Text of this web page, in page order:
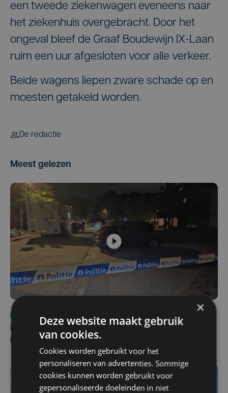
een tweede ziekenwagen eveneens naar
het ziekenhuis overgebracht. Door het
ongeval bleef de Graaf Boudewijn IX-Laan
ruim een uur afgesloten voor alle verkeer.
Beide wagens liepen zware schade op en
moesten getakeld worden.
De redactie
Meest gelezen
Man en vrouw dood aangetroffen in woning in Sint-
Pieters Brugge
×
Deze website maakt gebruik
van cookies.
Cookies worden gebruikt voor het
personaliseren van advertenties. Sommige
cookies kunnen worden gebruikt voor
gepersonaliseerde doeleinden in niet